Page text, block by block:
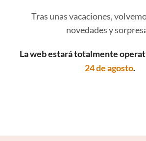
Tras unas vacaciones,
novedades y
La web estará totalmente
24 de agosto.